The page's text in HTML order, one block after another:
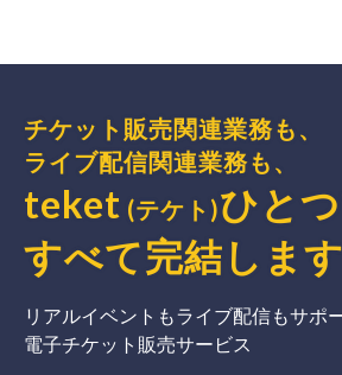
チケット販売関連業務も、
ライブ配信関連業務も、
teket (テケト)ひとつ
すべて完結 します
リアルイベントもライブ配信もサポ
電子チケット販売サービス